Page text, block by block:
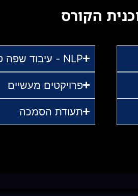
הקורס
NLP - עיבוד שפה טבעית
פרויקטים מעשיים
תעודת הסמכה